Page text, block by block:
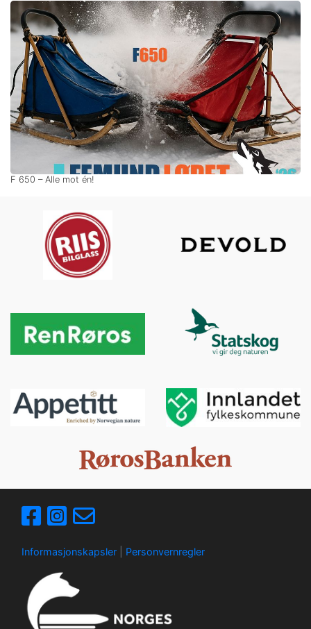
F 650 – Alle mot én!
Informasjonskapsler Personvernregler